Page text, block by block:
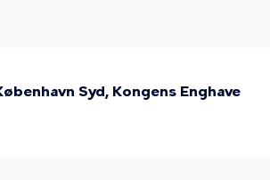
Syd, Kongens Enghave